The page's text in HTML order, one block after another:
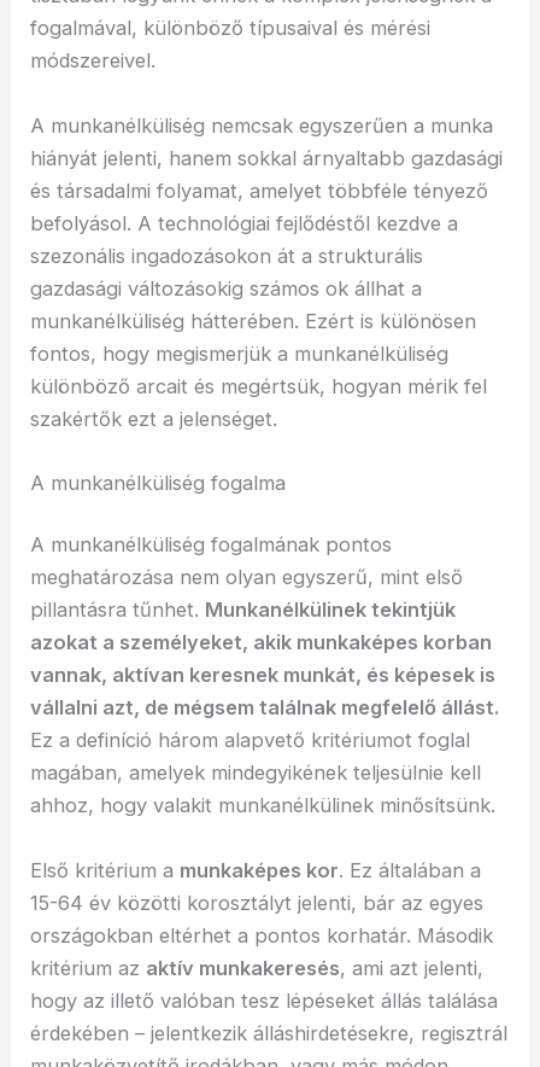
fogalmával, különböző típusaival és mérési
módszereivel.
A munkanélküliség nemcsak egyszerűen a munka
hiányát jelenti, hanem sokkal árnyaltabb gazdasági
és társadalmi folyamat, amelyet többféle tényező
befolyásol. A technológiai fejlődéstől kezdve a
szezonális ingadozásokon át a strukturális
gazdasági változásokig számos ok állhat a
munkanélküliség hátterében. Ezért is különösen
fontos, hogy megismerjük a munkanélküliség
különböző arcait és megértsük, hogyan mérik fel
szakértők ezt a jelenséget.
A munkanélküliség fogalma
A munkanélküliség fogalmának pontos
meghatározása nem olyan egyszerű, mint első
pillantásra tűnhet. Munkanélkülinek tekintjük
azokat a személyeket, akik munkaképes korban
vannak, aktívan keresnek munkát, és képesek is
vállalni azt, de mégsem találnak megfelelő állást.
Ez a definíció három alapvető kritériumot foglal
magában, amelyek mindegyikének teljesülnie kell
ahhoz, hogy valakit munkanélkülinek minősítsünk.
Első kritérium a munkaképes kor. Ez általában a
15-64 év közötti korosztályt jelenti, bár az egyes
országokban eltérhet a pontos korhatár. Második
kritérium az aktív munkakeresés, ami azt jelenti,
hogy az illető valóban tesz lépéseket állás találása
érdekében – jelentkezik álláshirdetésekre, regisztrál